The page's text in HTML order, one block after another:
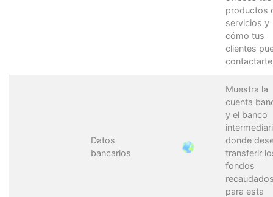
productos
servicios y
cómo tus
clientes
Datos
bancarios
Muestra la
cuenta
y el banco
donde
transferir
fondos
para esta